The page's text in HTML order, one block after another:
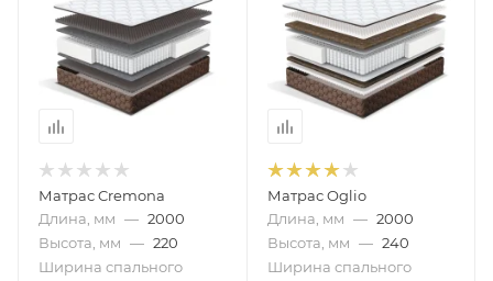
Матрас Cremona
Длина, мм — 2000
Высота, мм — 220
Ширина спального
Матрас Oglio
Длина, мм — 2000
Высота, мм — 240
Ширина спального